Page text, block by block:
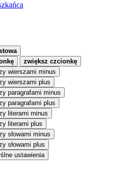
zwiększ czcionkę
wierszami minus
wierszami plus
paragrafami minus
paragrafami plus
literami minus
literami plus
słowami minus
słowami plus
ustawienia